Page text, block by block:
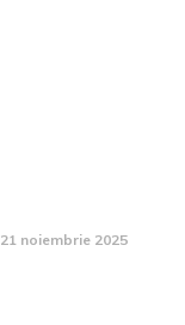
21 noiembrie 2025